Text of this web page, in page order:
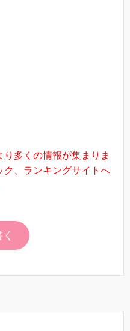
多くの情報が集まりま
ク、ランキングサイトへ